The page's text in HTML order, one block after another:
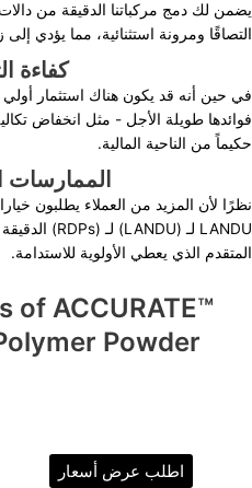
يضمن لك دمج مركباتنا الدقيقة من
التصاقًا ومرونة استثنائية، مما يؤدي إلى
كفاءة
في حين أنه قد يكون هناك استثمار أولي
فوائدها طويلة الأجل - مثل انخفاض
حكيماً من الناحية المالية.
الممارسات
نظرًا لأن المزيد من العملاء يطلبون
المتقدم الذي يعطي الأولوية للاستدامة.
of ACCURATE™
Powder
اطلب عرض أسعار